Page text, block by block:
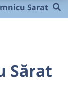
Sarat
Sărat